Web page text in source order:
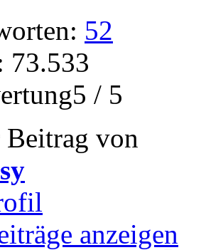
52
73.533
/ 5
Beitrag von
anzeigen